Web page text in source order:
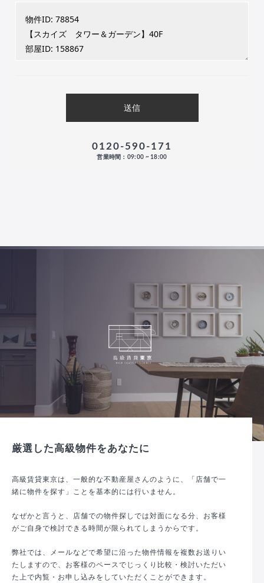
0120-590-171
営業時間：09:00 ~ 18:00
厳選した高級物件をあなたに
高級賃貸東京は、一般的な不動産屋さんのように、「店舗で一
緒に物件を探す」ことを基本的には行いません。
なぜかと言うと、店舗での物件探しでは対面になる分、お客様
がご自身で検討できる時間が限られてしまうからです。
弊社では、メールなどで希望に沿った物件情報を複数お送りい
たしますので、お客様のペースでじっくり比較・検討いただい
た上で内覧・お申し込みをしていただくことができます。